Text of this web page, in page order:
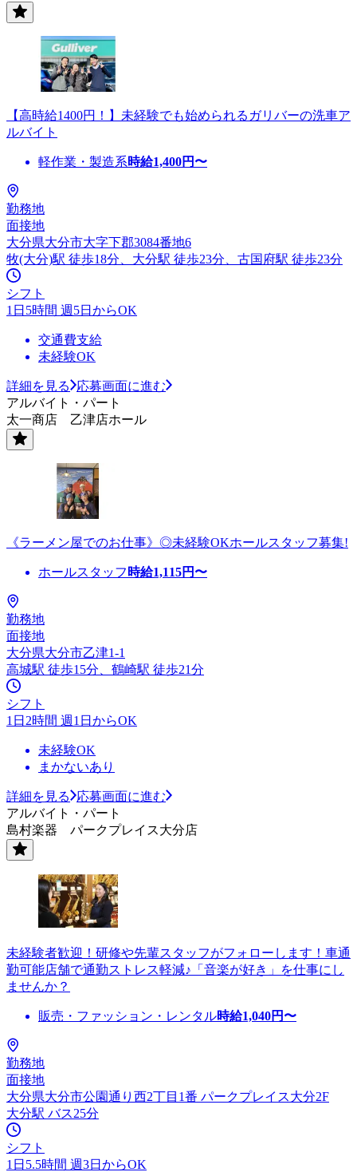
【高時給1400円！】未経験でも始められるガリバーの洗車ア
ルバイト
軽作業・製造系時給1,400円〜
勤務地
面接地
大分県大分市大字下郡3084番地6
牧(大分)駅 徒歩18分、大分駅 徒歩23分、古国府駅 徒歩23分
シフト
1日5時間 週5日からOK
交通費支給
未経験OK
詳細を見る
応募画面に進む
アルバイト・パート
太一商店 乙津店ホール
《ラーメン屋でのお仕事》◎未経験OKホールスタッフ募集!
ホールスタッフ 時給1,115円〜
勤務地
面接地
大分県大分市乙津1-1
高城駅 徒歩15分、鶴崎駅 徒歩21分
シフト
1日2時間 週1日からOK
未経験OK
まかないあり
詳細を見る
応募画面に進む
アルバイト・パート
島村楽器 パークプレイス大分店
未経験者歓迎！研修や先輩スタッフがフォローします！車通
勤可能店舗で通勤ストレス軽減♪「音楽が好き」を仕事にし
ませんか？
販売・ファッション・レンタル時給1,040円〜
勤務地
面接地
大分県大分市公園通り西2丁目1番 パークプレイス大分2F
大分駅 バス25分
シフト
1日5.5時間 週3日からOK